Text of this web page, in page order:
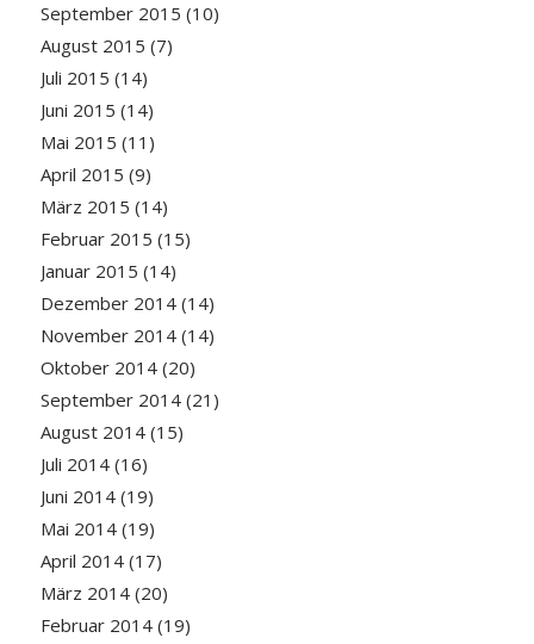
September 2015 (10)
August 2015 (7)
Juli 2015 (14)
Juni 2015 (14)
Mai 2015 (11)
April 2015 (9)
März 2015 (14)
Februar 2015 (15)
Januar 2015 (14)
Dezember 2014(14)
November 2014(14)
Oktober 2014(20)
September 2014(21)
August 2014(15)
Juli 2014(16)
Juni 2014(19)
Mai 2014(19)
April 2014(17)
März 2014(20)
Februar 2014(19)